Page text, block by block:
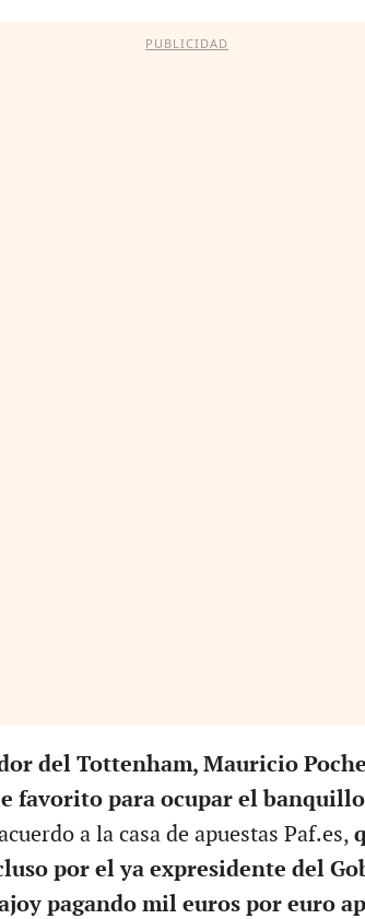
PUBLICIDAD
del Tottenham, Mauricio
favorito para ocupar el
a la casa de apuestas Paf.es,
por el ya expresidente del
pagando mil euros por euro